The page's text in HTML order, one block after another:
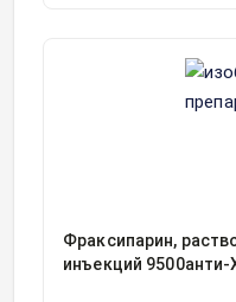
Фраксипарин,
инъекций